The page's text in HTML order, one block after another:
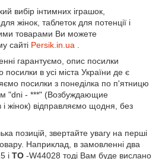
вибір інтимних іграшок,
жінок, таблеток для потенції і
товарами Ви можете
сайті Persik.in.ua
гарантуємо, опис посилки
в усі міста України де є
посилки з понеділка по п'ятницю
"dni - ***" (Возбуждающие
і жінок) відправляємо щодня, без
позицій, звертайте увагу на перші
Наприклад, в замовленні два
і TO -W44028 тоді Вам буде вислано